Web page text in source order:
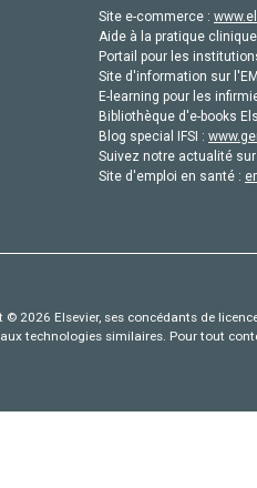
Site e-commerce :
Aide à la pratique
Portail pour les
Site d'information sur
E-learning pour les
Bibliothèque d'e-books
Blog special IFSI :
Suivez notre actualité
Site d'emploi en santé :
2026 Elsevier, ses concédants de
technologies similaires. Pour tout